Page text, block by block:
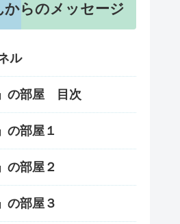
からのメッセージ
ル
の部屋 目次
の部屋１
の部屋２
の部屋３